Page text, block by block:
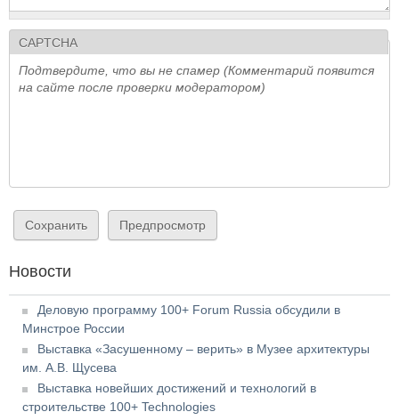
CAPTCHA
Подтвердите, что вы не спамер (Комментарий появится
на сайте после проверки модератором)
Новости
Деловую программу 100+ Forum Russia обсудили в
Минстрое России
Выставка «Засушенному – верить» в Музее архитектуры
им. А.В. Щусева
Выставка новейших достижений и технологий в
строительстве 100+ Technologies